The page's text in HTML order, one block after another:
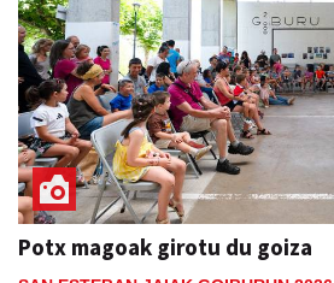
Potx magoak girotu du goiza